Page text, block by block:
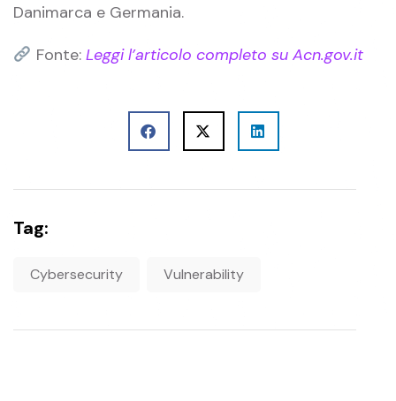
Danimarca e Germania.
Fonte: Leggi l’articolo completo su Acn.gov.it
Tag:
Cybersecurity Vulnerability